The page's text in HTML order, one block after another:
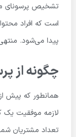
تشخیص پرسونای
است که افراد
پیدا می‌شود.
چگونه از
همانطور که پیش
لازمه موفقیت یک
تعداد مشتریان